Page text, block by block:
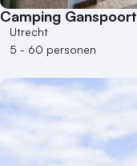
Locaties aan zee
Museum
Theater
Varende locatie
Camping Ganspoort
Utrecht
5 - 60 personen